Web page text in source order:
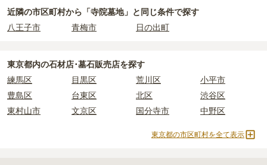
・開眼法要の費用
：お墓を新しく建てた際に行う儀式のための費
・納骨式の費用
：お墓に遺骨を納める儀式のための費用。僧侶に渡
・ 年間管理費：お墓の管理費。契約後、毎年発生するケースがあり
正確な費用は、区画や石材の選び方によって大きく変わるため、見
積もりを取るまで確定しません。
えてお墓を探すのがおすすめです。
2人用区画あり
3人用区画あり
近隣の市区町村から 「寺院墓地」と 同じ条件で探す
八王子市
青梅市 日の出町
東京都内の石材店･墓石販売店を探す
練馬区
目黒区 荒川区
小平市
豊島区
台東区 北区
渋谷区
東村山市
文京区 国分寺市 中野区
東京都の市区町村を全て表示